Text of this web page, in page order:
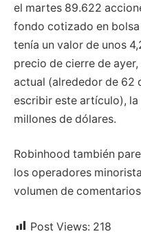
el martes 89.622
fondo cotizado en bolsa
tenía un valor de unos
precio de cierre de
actual (alrededor de 62
escribir este artículo),
millones de dólares.
Robinhood también
los operadores
volumen de
Post Views: 218